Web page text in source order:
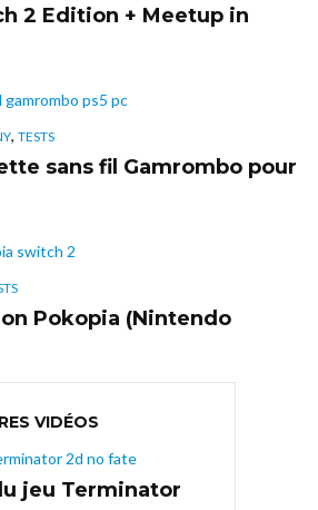
2 Edition + Meetup in
, TESTS
sans fil Gamrombo pour
Pokopia (Nintendo
VIDÉOS
jeu Terminator